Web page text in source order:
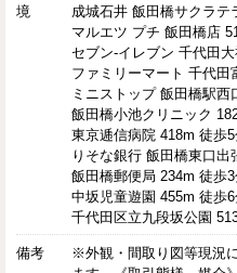
境
成城石井 飯田橋サクラテ
マルエツ プチ 飯田橋店
セブン-イレブン 千代田
ファミリーマート 千代
ミニストップ 飯田橋駅西
飯田橋小池クリニック
東京逓信病院 418m 徒歩
りそな銀行 飯田橋東口出
飯田橋郵便局 234m 徒歩
中坂児童遊園 455m 徒歩
千代田区立九段坂公園
備考
※外観・間取り図等現況